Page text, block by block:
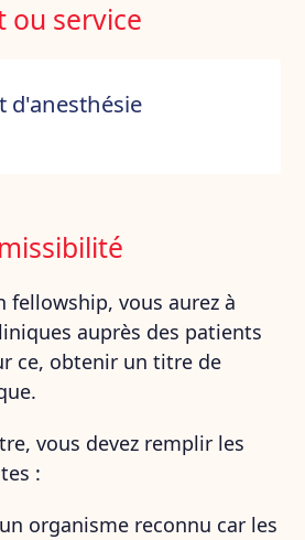
ou service
d'anesthésie
fellowship, vous aurez à
auprès des patients
ce, obtenir un titre de
vous devez remplir les
:
organisme reconnu car les